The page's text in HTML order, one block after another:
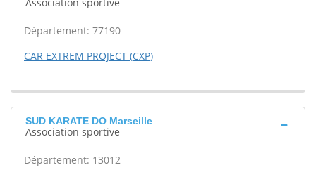
Département: 77190
CAR EXTREM PROJECT (CXP)
SUD KARATE DO Marseille
Association sportive
Département: 13012